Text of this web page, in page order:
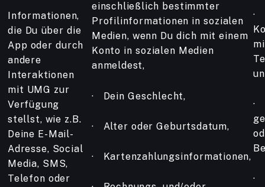
Informationen,
die Du über die
App oder durch
andere
Interaktionen
mit UMG zur
Verfügung
stellst, wie z.B.
Deine E-Mail-
Adresse, Social
Media, SMS,
Telefon oder
einschließlich bestimmter
Profilinformationen in sozialen
Medien, wenn Du dich mit einem
Konto in sozialen Medien
anmeldest,
· Dein Geschlecht,
· Alter oder Geburtsdatum,
· Kartenzahlungsinformationen,
·
·
·